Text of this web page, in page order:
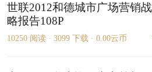
世联2012和德城市广场营销
略报告108P
10250 阅读 · 3099 下载 · 0.00云币